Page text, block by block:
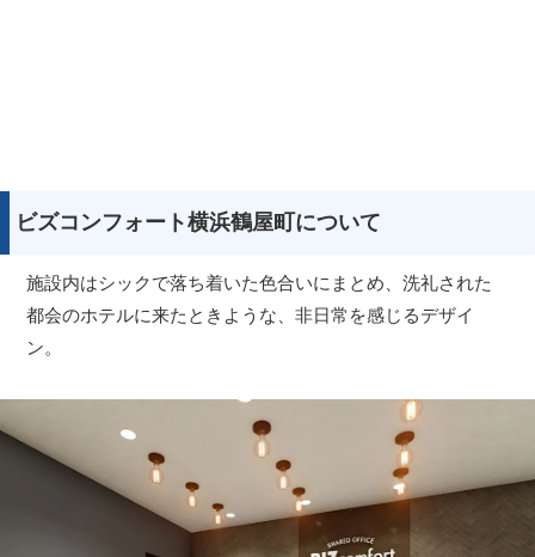
ビズコンフォート横浜鶴屋町について
施設内はシックで落ち着いた色合いにまとめ、洗礼された
都会のホテルに来たときような、非日常を感じるデザイ
ン。